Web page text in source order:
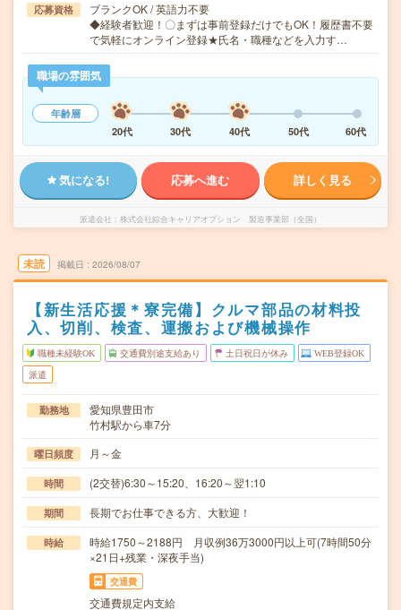
応募資格
ブランクOK / 英語力不要
◆経験者歓迎！〇まずは事前登録だけでもOK！履歴書不要
で気軽にオンライン登録★氏名・職種などを入力す…
職場の雰囲気
年齢層
20代
30代 40代 50代 60代
気になる! 応募へ進む 詳しく見る
派遣会社 株式会社綜合キャリアオプション 製造事業部（全国）
未読 掲載日 2026/08/07
【新生活応援＊寮完備】クルマ部品の材料投
入、切削、検査、運搬および機械操作
職種未経験OK 交通費別途支給あり 土日祝日が休み WEB登録OK
派遣
勤務地
愛知県豊田市
竹村駅から車7分
曜日頻度 月～金
時間 (2交替)6:30～15:20、16:20～翌1:10
期間 長期でお仕事できる方、大歓迎！
時給
時給1750～2188円 月収例36万3000円以上可(7時間50分
×21日+残業・深夜手当)
交通費
交通費規定内支給